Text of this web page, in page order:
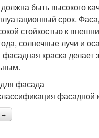
быть высокого
срок.
стойкостью к
солнечные лучи и
краска делает
фасада
фасадной
→